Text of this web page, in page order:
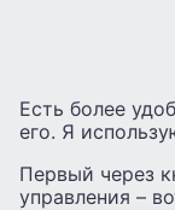
Есть более
его. Я
Первый через
управления –